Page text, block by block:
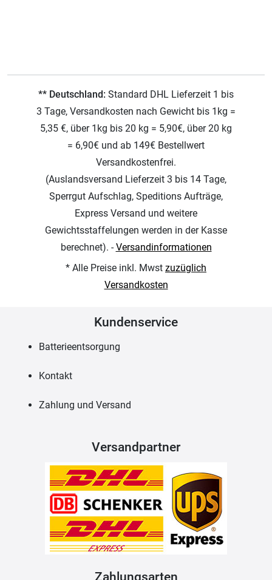
** Deutschland: Standard DHL Lieferzeit 1 bis
3 Tage, Versandkosten nach Gewicht bis 1kg =
5,35 €, über 1kg bis 20 kg = 5,90€, über 20 kg
= 6,90€ und ab 149€ Bestellwert
Versandkostenfrei.
(Auslandsversand Lieferzeit 3 bis 14 Tage,
Sperrgut Aufschlag, Speditions Aufträge,
Express Versand und weitere
Gewichtsstaffelungen werden in der Kasse
berechnet). -Versandinformationen
* Alle Preise inkl. Mwst zuzüglich
Versandkosten
Kundenservice
Batterieentsorgung
Kontakt
Zahlung und Versand
Versandpartner
Zahlungsarten